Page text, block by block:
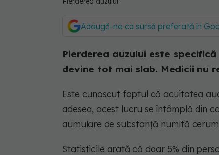
Adaugă-ne ca sursă preferată în
Pierderea auzului este
devine tot mai slab. Medicii nu
Este cunoscut faptul că acuitatea
adesea, acest lucru se întâmplă din
aumulare de substanță numită
Statisticile arată că doar 5% din